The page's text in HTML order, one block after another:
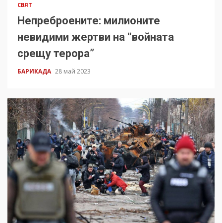
СВЯТ
Непреброените: милионите
невидими жертви на “войната
срещу терора”
БАРИКАДА 28 май 2023